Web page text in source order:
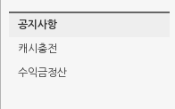
공지사항
캐시충전
수익금정산